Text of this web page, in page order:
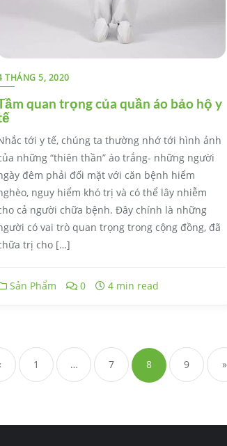
THÁNG 5, 2020
quan trọng của quần áo bảo hộ y
tới y tế, chúng ta thường nhớ tới hình ảnh
những “thiên thần” áo trắng- những người
đêm phải đối mặt với căn bệnh hiểm
nguy hiểm khó trị và có thể lây nhiễm
cả người chữa bệnh. Đây chính là những
có vai trò quan trọng trong cộng đồng, đã
trị cho […]
Sản Phẩm 0 4 min read
1 … 7 8 9 »